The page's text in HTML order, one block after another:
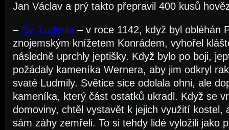
Jan Václav a prý takto přepravil 400 kusů
– Sv. Ludmila – v roce 1142, když byl obléhán
znojemským knížetem Konrádem, vyhořel
následně uprchly jeptišky. Když bylo po boji,
požádaly kameníka Wernera, aby jim odkryl
svaté Ludmily. Světice sice odolala ohni, ale
kameníka, který část ostatků ukradl. Když se
domoviny, chtěl vystavět k jejich využití kostel,
sám záhy zemřeli. To si tehdy lidé vyložili jako